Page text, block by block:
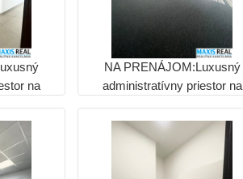
na
NA PRENÁJOM:Luxusný
administratívny priestor na
náročných